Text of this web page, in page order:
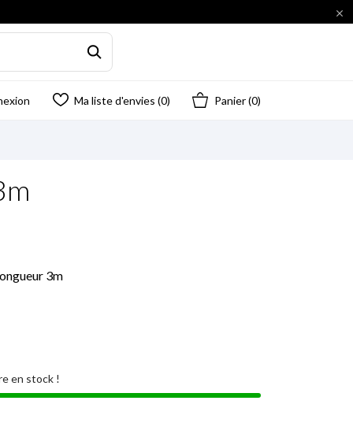

Ma liste d'envies (0) Panier(0)
3m
en stock !